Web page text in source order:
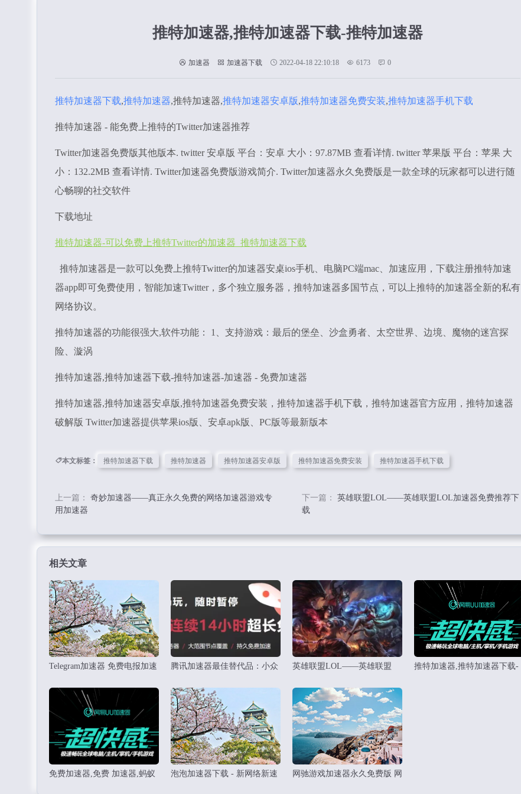
推特加速器,推特加速器下载-推特加速器
加速器 加速器下载 2022-04-18 22:10:18 6173 0
推特加速器下载,推特加速器,推特加速器,推特加速器安卓版,推特加速器免费安装,推特加速器手机下载
推特加速器 - 能免费上推特的Twitter加速器推荐
Twitter加速器免费版其他版本. twitter 安卓版 平台：安卓 大小：97.87MB 查看详情. twitter 苹果版 平台：苹果 大
小：132.2MB 查看详情. Twitter加速器免费版游戏简介. Twitter加速器永久免费版是一款全球的玩家都可以进行随
心畅聊的社交软件
下载地址
推特加速器-可以免费上推特Twitter的加速器_推特加速器下载
推特加速器是一款可以免费上推特Twitter的加速器安桌ios手机、电脑PC端mac、加速应用，下载注册推特加速
器app即可免费使用，智能加速Twitter，多个独立服务器，推特加速器多国节点，可以上推特的加速器全新的私有
网络协议。
推特加速器的功能很强大,软件功能： 1、支持游戏：最后的堡垒、沙盒勇者、太空世界、边境、魔物的迷宫探
险、漩涡
推特加速器,推特加速器下载-推特加速器-加速器 - 免费加速器
推特加速器,推特加速器安卓版,推特加速器免费安装，推特加速器手机下载，推特加速器官方应用，推特加速器
破解版 Twitter加速器提供苹果ios版、安卓apk版、PC版等最新版本
本文标签： 推特加速器下载 推特加速器 推特加速器安卓版 推特加速器免费安装 推特加速器手机下载
上一篇：
奇妙加速器——真正永久免费的网络加速器游戏专
用加速器
下一篇：
英雄联盟LOL——英雄联盟LOL加速器免费推荐下
载
相关文章
Telegram加速器 免费电报加速 腾讯加速器最佳替代品：小众 英雄联盟LOL——英雄联盟 推特加速器,推特加速器下载-
免费加速器,免费 加速器,蚂蚁 泡泡加速器下载 - 新网络新速 网驰游戏加速器永久免费版 网